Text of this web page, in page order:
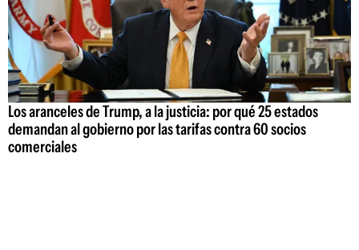
Los aranceles de Trump, a la justicia: por qué 25 estados
demandan al gobierno por las tarifas contra 60 socios
comerciales